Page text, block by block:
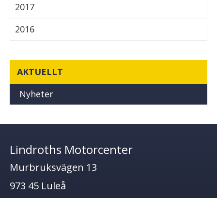
2017
2016
AKTUELLT
Nyheter
Lindroths Motorcenter
Murbruksvägen 13
973 45 Luleå